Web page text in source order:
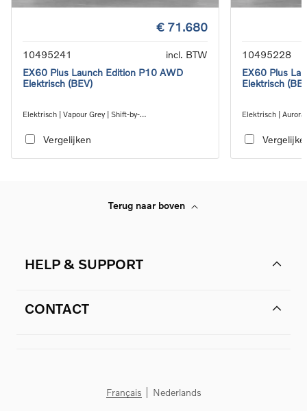
€ 71.680
10495241
incl. BTW
EX60 Plus Launch Edition P10 AWD
Elektrisch (BEV)
Elektrisch | Vapour Grey | Shift-by-
Vergelijken
10495228
EX60 Plus
Elektrisch
Elektrisch |
Terug naar boven
HELP & SUPPORT
CONTACT
Français Nederlands